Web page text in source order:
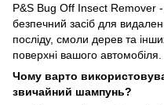
P&S Bug Off Insect Remover
безпечний засіб для
посліду, смоли дерев та
поверхні вашого автомобіля.
Чому варто
звичайний шампунь?